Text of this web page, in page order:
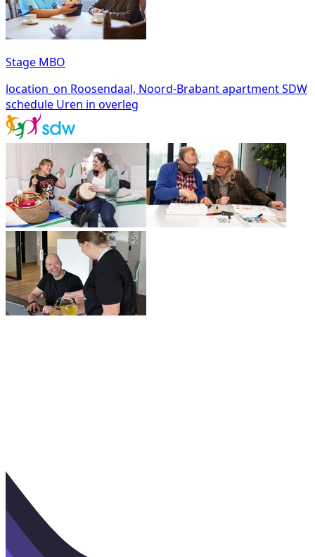
Stage MBO
location_on Roosendaal, Noord-BrabantapartmentSDW
schedule Uren in overleg